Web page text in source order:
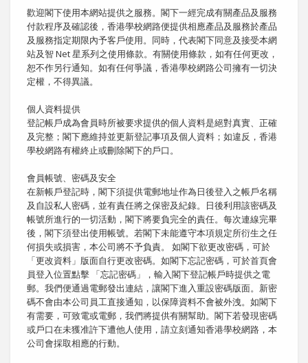
歡迎閣下使用本網站提供之服務。閣下一經完成有關產品及服務
付款程序及確認後，香港學校網路便提供相應產品及服務於產品
及服務指定期限內予客戶使用。同時，代表閣下同意及接受本網
站及智 Net 星系列之使用條款。有關使用條款，如有任何更改，
恕不作另行通知。如有任何爭議，香港學校網路公司擁有一切決
定權，不得異議。
個人資料提供
登記帳戶成為會員時所被要求提供的個人資料是絕對真實、正確
及完整；閣下應維持並更新登記事項及個人資料；如違反，香港
學校網路有權終止或刪除閣下的戶口。
會員帳號、密碼及安全
在新帳戶登記時，閣下須提供電郵地址作為日後登入之帳戶名稱
及自設私人密碼，並有責任將之保密及紀錄。日後利用該密碼及
帳號所進行的一切活動，閣下將要負完全的責任。每次連線完畢
後，閣下須登出使用帳號。若閣下未能遵守本項規定所衍生之任
何損失或損害，本公司將不予負責。 如閣下欲更改密碼，可於
「更改資料」版面自行更改密碼。如閣下忘記密碼，可於首頁會
員登入位置點擊 「忘記密碼」，輸入閣下登記帳戶時提供之電
郵。我們便通過電郵發出連結，讓閣下進入重設密碼版面。新密
碼不會由本公司員工直接通知，以保障資料不會被外洩。如閣下
有需要，可致電或電郵，我們將提供有關幫助。閣下若發現密碼
或戶口在未獲准許下遭他人使用，請立刻通知香港學校網路，本
公司會採取相應的行動。